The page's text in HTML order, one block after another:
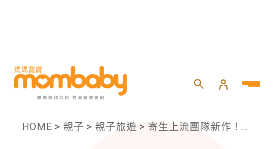
HOME > 親子 > 親子旅遊 > 寄生上流團隊新作！《無價之保》萌小孩讓黑道大哥都融化啦！